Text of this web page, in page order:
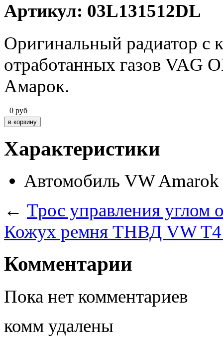
Артикул: 03L131512DL
Оригинальный радиатор с
отработанных газов VAG
Амарок.
0 руб
Характеристики
Автомобиль VW Amarok
← Трос управления
Кожух ремня ТНВД VW
Комментарии
Пока нет комментариев
комм удалены